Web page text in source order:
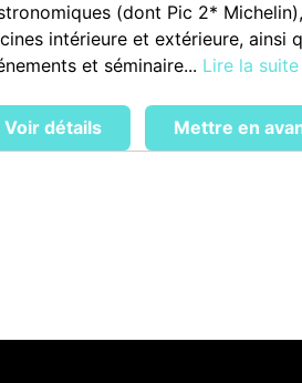
(dont Pic 2*
intérieure et extérieure, ainsi
et séminaire... Lire la suite
Voir détails Mettre en